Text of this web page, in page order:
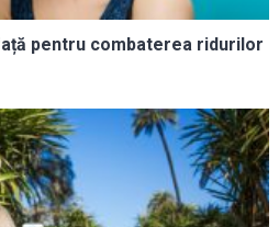
pentru combaterea ridurilor